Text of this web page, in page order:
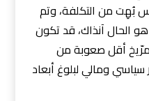
الكونغرس بُهِت من التكلفة، وتم
الحال آنذاك، قد تكون
أقل صعوبة من
ومالي لبلوغ أبعاد